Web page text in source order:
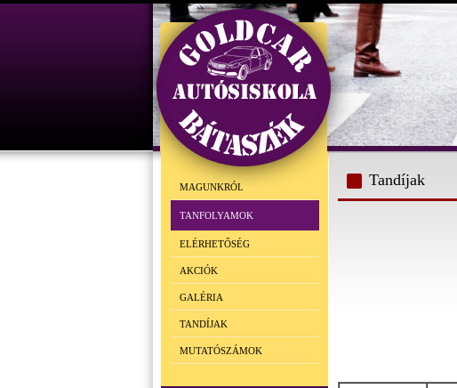
MAGUNKRÓL
TANFOLYAMOK
ELÉRHETŐSÉG
AKCIÓK
GALÉRIA
TANDÍJAK
MUTATÓSZÁMOK
Tandíjak